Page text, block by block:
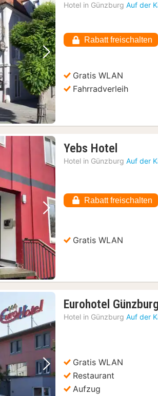
Nächstes Bild
Hotel in Günzburg Auf der
Rabatt freischalten
Gratis WLAN
Fahrradverleih
Nächstes Bild
Yebs Hotel
Nacht
€
Hotel in Günzburg Auf der
Rabatt freischalten
Gratis WLAN
Nächstes Bild
Eurohotel Günzburg
Hotel in Günzburg Auf der
Gratis WLAN
Restaurant
Aufzug